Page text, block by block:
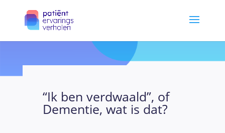
“Ik ben verdwaald”, of
Dementie, wat is dat?